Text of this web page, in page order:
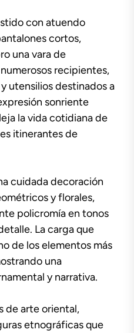
con atuendo
cortos,
una vara de
recipientes,
utensilios destinados a
sonriente
la vida cotidiana de
itinerantes de
cuidada decoración
y florales,
policromía en tonos
La carga que
de los elementos más
una
y narrativa.
de arte oriental,
etnográficas que